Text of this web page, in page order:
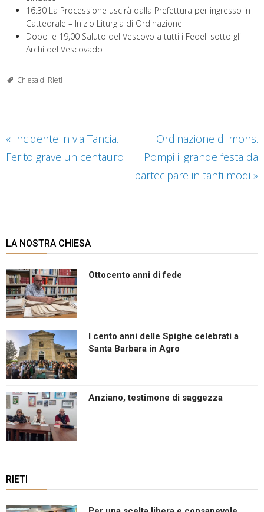
16:30 La Processione uscirà dalla Prefettura per ingresso in
Cattedrale – Inizio Liturgia di Ordinazione
Dopo le 19,00 Saluto del Vescovo a tutti i Fedeli sotto gli
Archi del Vescovado
Chiesa di Rieti
« Incidente in via Tancia.
Ferito grave un centauro
Ordinazione di mons.
Pompili: grande festa da
partecipare in tanti modi »
LA NOSTRA CHIESA
Ottocento anni di fede
I cento anni delle Spighe celebrati a
Santa Barbara in Agro
Anziano, testimone di saggezza
RIETI